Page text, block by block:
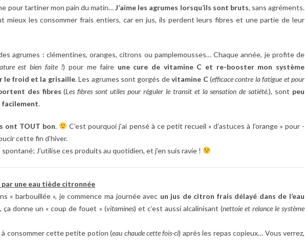
pour tartiner mon pain du matin…J’aime les agrumes lorsqu’ils sont bruts, sans agréments.
mieux les consommer frais entiers, car en jus, ils perdent leurs fibres et une partie de leur
agrumes : clémentines, oranges, citrons ou pamplemousses… Chaque année, je profite de
est bien faite !) pour me faire une cure de vitamine C et re-booster mon système
le froid et la grisaille. Les agrumes sont gorgés devitamine C(efficace contre la fatigue et pour
des fibres (Les fibres sont utiles pour réguler le transit et la sensation de satiété.), sont peu
.
ont TOUT bon.
C’est pourquoi j’ai pensé à ce petit recueil « d’astuces à l’orange » pour -
cette fin d’hiver.
J’utilise ces produits au quotidien, et j’en suis ravie !
une eau tiède citronnée
« barbouillée », je commence ma journée avec un jus de citron frais délayé dans de l’eau
ça donne un « coup de fouet » (vitamines) et c’est aussi alcalinisant (nettoie et relance le système
à consommer cette petite potion (eau chaude cette fois-ci) après les repas copieux… Vous verrez,